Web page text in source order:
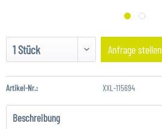
Anfrage stellen
Artikel-Nr.: XXL-115694
Beschreibung